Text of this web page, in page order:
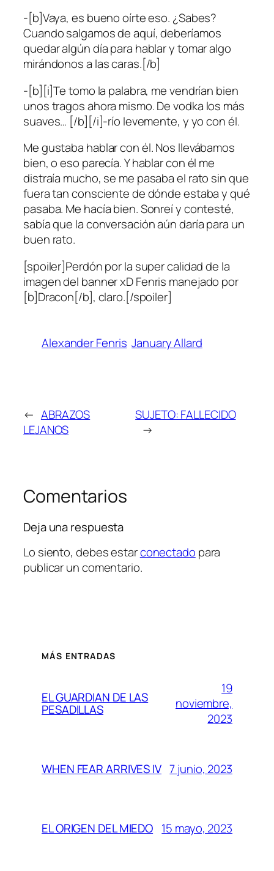
-[b]Vaya, es bueno oírte eso. ¿Sabes?
Cuando salgamos de aquí, deberíamos
quedar algún día para hablar y tomar algo
mirándonos a las caras.[/b]
-[b][i]Te tomo la palabra, me vendrían bien
unos tragos ahora mismo. De vodka los más
suaves… [/b][/i]-río levemente, y yo con él.
Me gustaba hablar con él. Nos llevábamos
bien, o eso parecía. Y hablar con él me
distraía mucho, se me pasaba el rato sin que
fuera tan consciente de dónde estaba y qué
pasaba. Me hacía bien. Sonreí y contesté,
sabía que la conversación aún daría para un
buen rato.
[spoiler]Perdón por la super calidad de la
imagen del banner xD Fenris manejado por
[b]Dracon[/b], claro.[/spoiler]
Alexander Fenris January Allard
← ABRAZOS
LEJANOS
SUJETO: FALLECIDO
→
Comentarios
Deja una respuesta
Lo siento, debes estarconectado para
publicar un comentario.
MÁS ENTRADAS
EL GUARDIAN DE LAS
PESADILLAS
19
noviembre,
2023
WHEN FEAR ARRIVES IV 7 junio, 2023
EL ORIGEN DEL MIEDO 15 mayo, 2023